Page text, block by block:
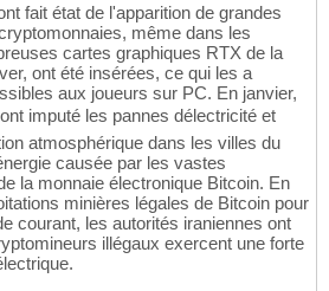
fait état de l'apparition de grandes
même dans les
cartes graphiques RTX de la
ont été insérées, ce qui les a
aux joueurs sur PC. En janvier,
imputé les pannes délectricité et
atmosphérique dans les villes du
causée par les vastes
la monnaie électronique Bitcoin. En
minières légales de Bitcoin pour
courant, les autorités iraniennes ont
illégaux exercent une forte